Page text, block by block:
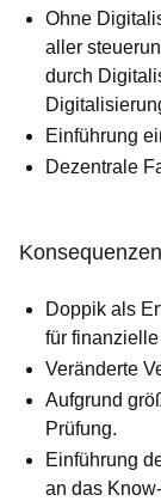
Ohne
aller
durch
Einführung
Dezentrale
Doppik als
für
Veränderte
Aufgrund
Prüfung.
Einführung
an das